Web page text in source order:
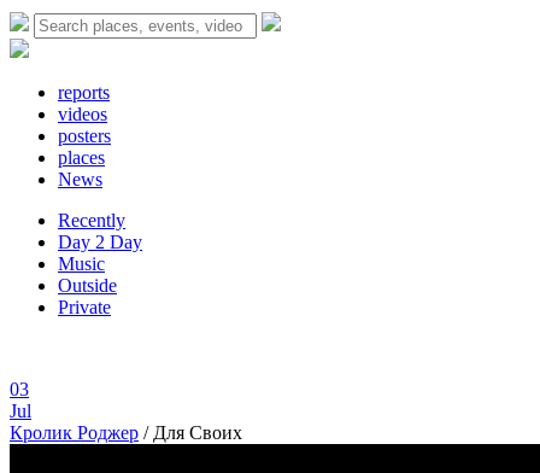
reports
videos
posters
places
News
Recently
Day 2 Day
Music
Outside
Private
03
Jul
Кролик Роджер / Для Своих